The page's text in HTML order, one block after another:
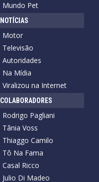
Mundo Pet
NOTÍCIAS
Motor
Televisão
Autoridades
Na Mídia
Viralizou na Internet
COLABORADORES
Rodrigo Pagliani
Tânia Voss
Thiaggo Camilo
Tô Na Fama
Casal Ricco
Julio Di Madeo